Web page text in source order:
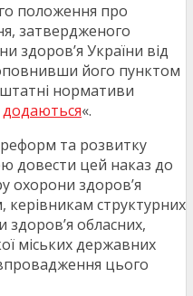
положення про
затвердженого
здоров’я України від
його пунктом
штатні нормативи
додаються«.
та розвитку
довести цей наказ до
охорони здоров’я
керівникам структурних
здоров’я обласних,
міських державних
цього